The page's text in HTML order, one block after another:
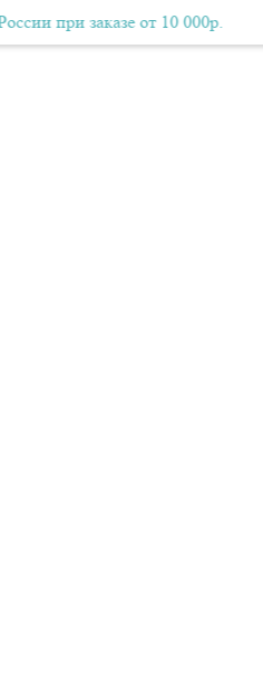
по всей России при заказе от
заказе от 10 000р.